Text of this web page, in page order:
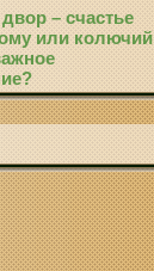
– счастье
или колючий